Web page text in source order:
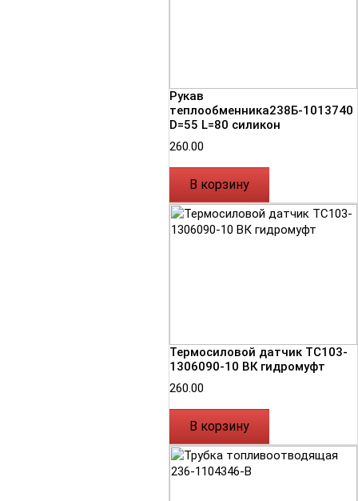
Рукав
теплообменника238Б-1013740
D=55 L=80 силикон
260.00
В корзину
Термосиловой датчик ТС103-
1306090-10 ВК гидромуфт
260.00
В корзину